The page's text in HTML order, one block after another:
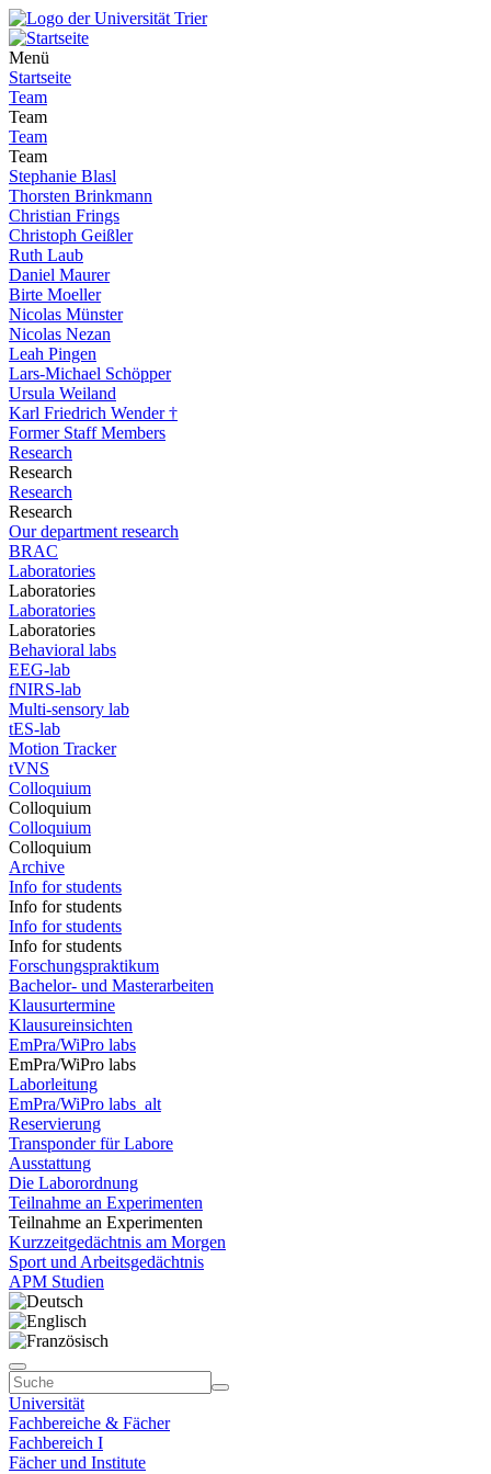
Menü
Startseite
Team
Team
Team
Team
Stephanie Blasl
Thorsten Brinkmann
Christian Frings
Christoph Geißler
Ruth Laub
Daniel Maurer
Birte Moeller
Nicolas Münster
Nicolas Nezan
Leah Pingen
Lars-Michael Schöpper
Ursula Weiland
Karl Friedrich Wender †
Former Staff Members
Research
Research
Research
Research
Our department research
BRAC
Laboratories
Laboratories
Laboratories
Laboratories
Behavioral labs
EEG-lab
fNIRS-lab
Multi-sensory lab
tES-lab
Motion Tracker
tVNS
Colloquium
Colloquium
Colloquium
Colloquium
Archive
Info for students
Info for students
Info for students
Info for students
Forschungspraktikum
Bachelor- und Masterarbeiten
Klausurtermine
Klausureinsichten
EmPra/WiPro labs
EmPra/WiPro labs
Laborleitung
EmPra/WiPro labs_alt
Reservierung
Transponder für Labore
Ausstattung
Die Laborordnung
Teilnahme an Experimenten
Teilnahme an Experimenten
Kurzzeitgedächtnis am Morgen
Sport und Arbeitsgedächtnis
APM Studien
Universität
Fachbereiche & Fächer
Fachbereich I
Fächer und Institute